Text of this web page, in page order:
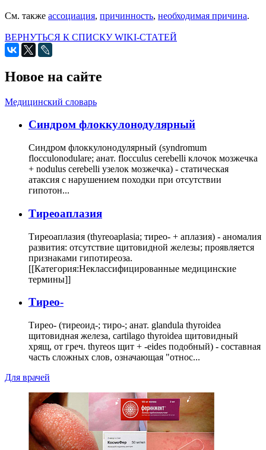
См. также ассоциация, причинность, необходимая причина.
ВЕРНУТЬСЯ К СПИСКУ WIKI-СТАТЕЙ
Новое на сайте
Медицинский словарь
Cиндром флоккулонодулярный
Синдром флоккулонодулярный (syndromum
flocculonodulare; анат. flocculus cerebelli клочок мозжечка
+ nodulus cerebelli узелок мозжечка) - статическая
атаксия с нарушением походки при отсутствии
гипотон...
Тиреоаплазия
Тиреоаплазия (thyreoaplasia; тирео- + аплазия) - аномалия
развития: отсутствие щитовидной железы; проявляется
признаками гипотиреоза.
[[Категория:Неклассифицированные медицинские
термины]]
Тирео-
Тирео- (тиреоид-; тиро-; анат. glandula thyroidea
щитовидная железа, cartilago thyroidea щитовидный
хрящ, от греч. thyreos щит + -eides подобный) - составная
часть сложных слов, означающая "относ...
Для врачей